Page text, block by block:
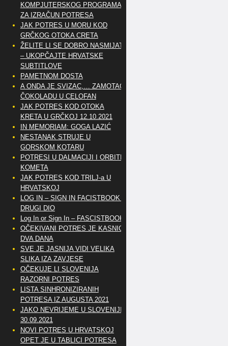
KOMPJUTERSKOG PROGRAMA
ZA IZRAČUN POTRESA
JAK POTRES U MORU KOD
GRČKOG OTOKA CRETA
ŽELITE LI SE DOBRO NASMIJATI
– UKOPČAJTE HRVATSKE
SUBTITLOVE
PAMETNOM DOSTA
A ONDA JE SVIZAC,… ZAMOTAO
ČOKOLADU U CELOFAN
JAK POTRES KOD OTOKA
KRETA U GRČKOJ 12.10.2021
IN MEMORIAM: GOGA LAZIĆ
NESTANAK STRUJE U
GORSKOM KOTARU
POTRESI U DALMACIJI I ORBITE
KOMETA
JAK POTRES KOD TRILJ-a U
HRVATSKOJ
LOG IN – SIGN IN FACISTBOOK –
DRUGI DIO
Log In or Sign In – FASCISTBOOK
OČEKIVANI POTRES JE KASNIO
DVA DANA
SVE JE JASNIJA VIDI VELIKA
SLIKA IZA ZAVJESE
OČEKUJE LI SLOVENIJA
RAZORNI POTRES
LISTA SINHRONIZIRANIH
POTRESA IZ AUGUSTA 2021
JAKO NEVRIJEME U SLOVENIJI
30.09.2021
NOVI POTRES U HRVATSKOJ
OPET JE U TABLICI POTRESA